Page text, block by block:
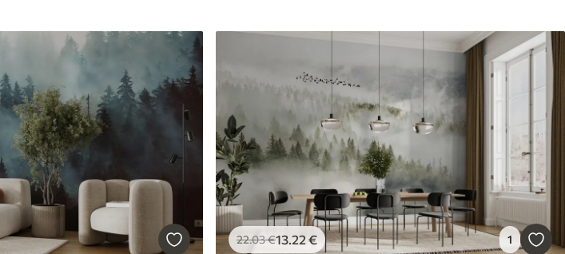
22.03€13.22 € 1